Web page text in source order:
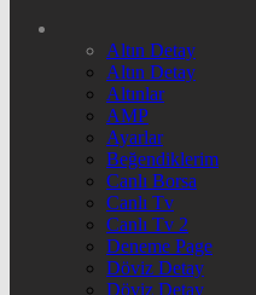
Altın Detay
Altın Detay
Altınlar
AMP
Ayarlar
Beğendiklerim
Canlı Borsa
Canlı Tv
Canlı Tv 2
Deneme Page
Döviz Detay
Döviz Detay